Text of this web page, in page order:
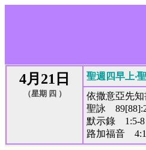
4月21日
（星期 四 ）
聖週四早上
依撒意亞先
聖詠
默示錄 1:5-8
路加福音